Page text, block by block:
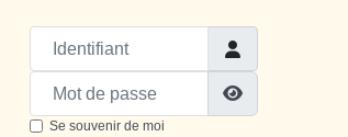
Se souvenir de moi